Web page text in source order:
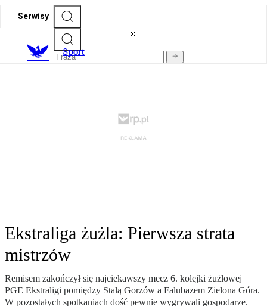
Serwisy
Sport
Ekstraliga żużla: Pierwsza strata
mistrzów
Remisem zakończył się najciekawszy mecz 6. kolejki żużlowej
PGE Ekstraligi pomiędzy Stalą Gorzów a Falubazem Zielona Góra.
W pozostałych spotkaniach dość pewnie wygrywali gospodarze.